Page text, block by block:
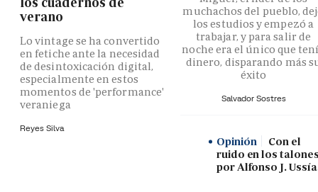
verano
Lo vintage se ha convertido
en fetiche ante la necesidad
de desintoxicación digital,
especialmente en estos
momentos de 'performance'
veraniega
Reyes Silva
muchachos del pueblo,
los estudios y empezó a
trabajar, y para salir de
noche era el único que
dinero, disparando más
éxito
Salvador Sostres
Opinión
Con el
ruido en los
por Alfonso J. Ussía